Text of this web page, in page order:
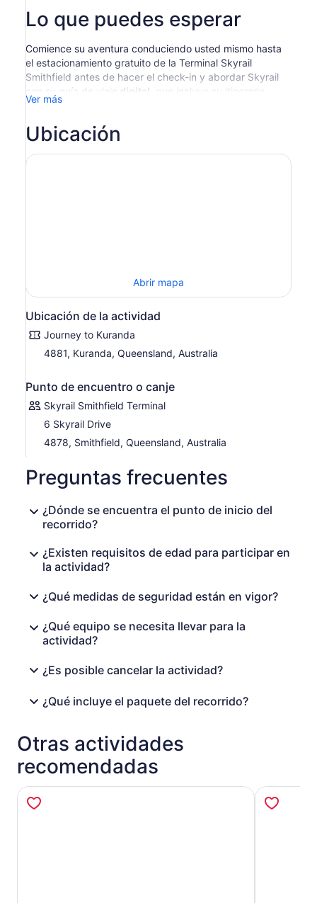
Lo que puedes esperar
Comience su aventura conduciendo usted mismo hasta
el estacionamiento gratuito de la Terminal Skyrail
Smithfield antes de hacer el check-in y abordar Skyrail
con su guía de viaje
digital,
que incluye su itinerario
detallado, entrada con descuento a las atracciones
Cableway y Kuranda Scenic Railway.
Desliza sobre la selva tropical más antigua del mundo en
Station y aborde su traslado en autobús de regreso a la
terminal Skyrail donde le espera su automóvil.
Ver más
Ubicación
Abrir mapa
Ubicación de la actividad
Journey to Kuranda
4881, Kuranda, Queensland, Australia
Punto de encuentro o canje
Skyrail Smithfield Terminal
6 Skyrail Drive
4878, Smithfield, Queensland, Australia
Preguntas frecuentes
¿Dónde se encuentra el punto de inicio del
recorrido?
¿Existen requisitos de edad para participar en
la actividad?
¿Qué medidas de seguridad están en vigor?
¿Qué equipo se necesita llevar para la
actividad?
¿Es posible cancelar la actividad?
¿Qué incluye el paquete del recorrido?
Otras actividades
recomendadas